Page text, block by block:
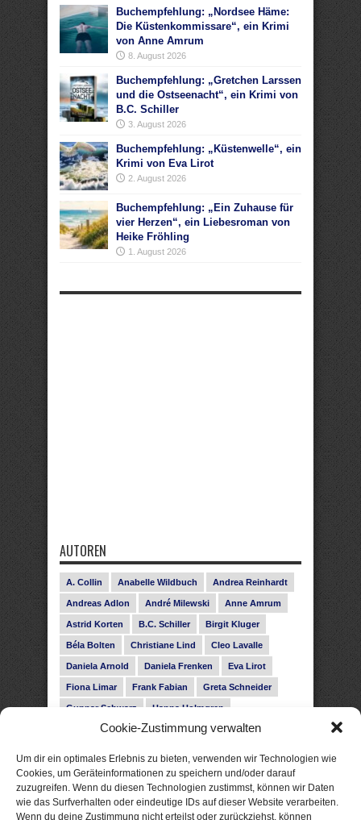
Cookie-Zustimmung verwalten
Um dir ein optimales Erlebnis zu bieten, verwenden wir Technologien wie
Cookies, um Geräteinformationen zu speichern und/oder darauf
zuzugreifen. Wenn du diesen Technologien zustimmst, können wir Daten
wie das Surfverhalten oder eindeutige IDs auf dieser Website verarbeiten.
Wenn du deine Zustimmung nicht erteilst oder zurückziehst, können
Buchempfehlung: „Nordsee Häme:
Die Küstenkommissare“, ein Krimi
von Anne Amrum
8. August 2026
Buchempfehlung: „Gretchen Larssen
und die Ostseenacht“, ein Krimi von
B.C. Schiller
3. August 2026
Buchempfehlung: „Küstenwelle“, ein
Krimi von Eva Lirot
2. August 2026
Buchempfehlung: „Ein Zuhause für
vier Herzen“, ein Liebesroman von
Heike Fröhling
1. August 2026
AUTOREN
A. Collin Anabelle Wildbuch Andrea Reinhardt
Andreas Adlon André Milewski Anne Amrum
Astrid Korten B.C. Schiller Birgit Kluger
Béla Bolten Christiane Lind Cleo Lavalle
Daniela Arnold Daniela Frenken Eva Lirot
Fiona Limar Frank Fabian Greta Schneider
Gunnar Schwarz Hanna Holmgren
Heike Fröhling Ina Glahe Ivo Pala J. Vellguth
Leonie Haubrich Lilly Labord Livia Pipes
Malin Blunk Marcus Hünnebeck Martin Krist
Melisa Schwermer Nele Bruun Nika Lubitsch